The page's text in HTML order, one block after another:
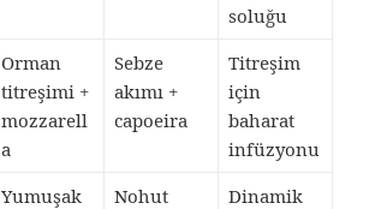
soluğu
Orman
titreşimi +
mozzarell
a
Sebze
akımı +
capoeira
Titreşim
için
baharat
infüzyonu
Yumuşak
Nohut
Dinamik